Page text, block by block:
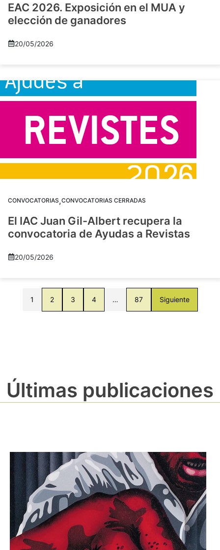
EAC 2026. Exposición en el MUA y
elección de ganadores
20/05/2026
CONVOCATORIAS,CONVOCATORIAS CERRADAS
El IAC Juan Gil-Albert recupera la
convocatoria de Ayudas a Revistas
20/05/2026
1 2 3 4 … 87 Siguiente
Últimas publicaciones